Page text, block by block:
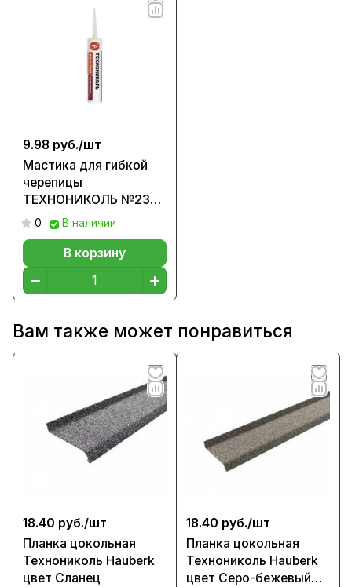
9.98 руб./шт
Мастика для гибкой
черепицы
ТЕХНОНИКОЛЬ №23
(Фиксер) 310 мл.
0 В наличии
В корзину
Вам также может понравиться
18.40 руб./шт
Планка цокольная
Технониколь Hauberk
цвет Сланец
18.40 руб./шт
Планка цокольная
Технониколь Hauberk
цвет Серо-бежевый